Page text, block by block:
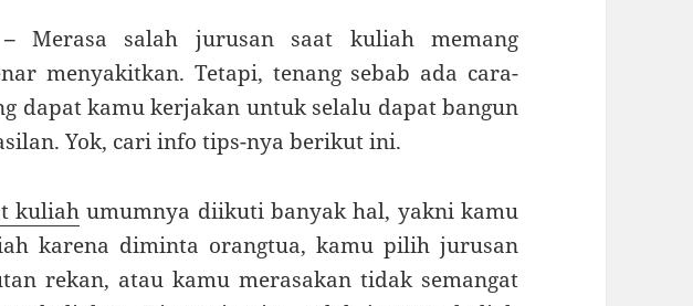
–Merasa salah jurusan saat kuliah memang
menyakitkan. Tetapi, tenang sebab ada cara-
dapat kamu kerjakan untuk selalu dapat bangun
Yok, cari info tips-nya berikut ini.
kuliah umumnya diikuti banyak hal, yakni kamu
karena diminta orangtua, kamu pilih jurusan
rekan, atau kamu merasakan tidak semangat